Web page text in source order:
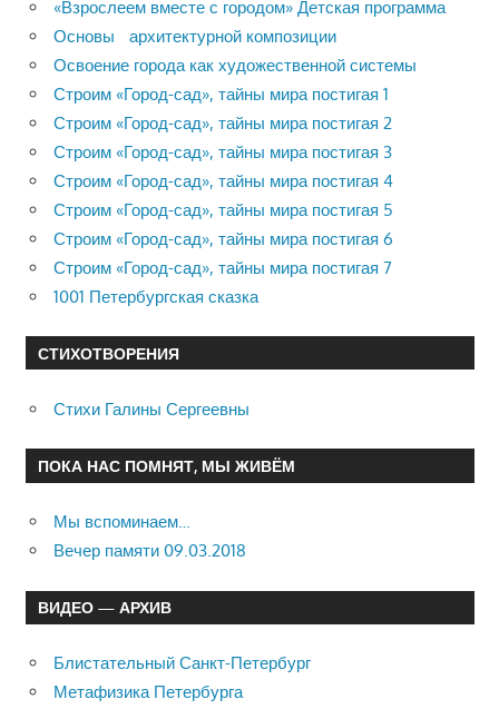
«Взрослеем вместе с городом» Детская программа
Основы архитектурной композиции
Освоение города как художественной системы
Строим «Город-сад», тайны мира постигая 1
Строим «Город-сад», тайны мира постигая 2
Строим «Город-сад», тайны мира постигая 3
Строим «Город-сад», тайны мира постигая 4
Строим «Город-сад», тайны мира постигая 5
Строим «Город-сад», тайны мира постигая 6
Строим «Город-сад», тайны мира постигая 7
1001 Петербургская сказка
СТИХОТВОРЕНИЯ
Стихи Галины Сергеевны
ПОКА НАС ПОМНЯТ, МЫ ЖИВЁМ
Мы вспоминаем…
Вечер памяти 09.03.2018
ВИДЕО — АРХИВ
Блистательный Санкт-Петербург
Метафизика Петербурга